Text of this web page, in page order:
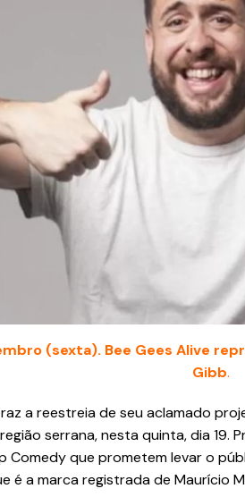
(sexta). Bee Gees Alive
Gibb.
a reestreia de seu aclamado
serrana, nesta quinta, dia 19.
Comedy que prometem levar o
é a marca registrada de Maurício